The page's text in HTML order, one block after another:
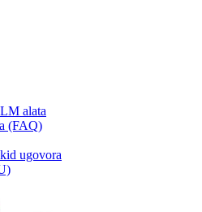
alata
(FAQ)
ugovora